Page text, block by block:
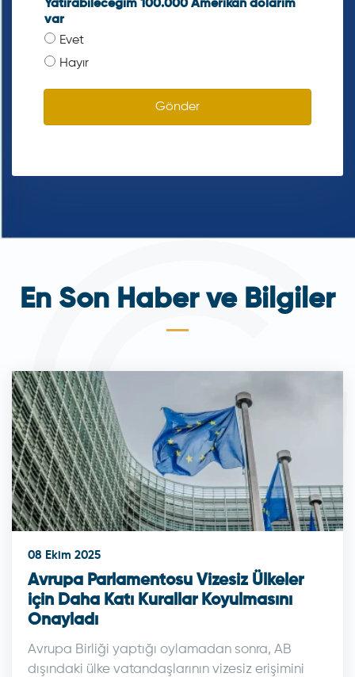
Yatırabileceğim 100.000 Amerikan dolarım
var
Evet
Hayır
Gönder
En Son Haber ve Bilgiler
08 Ekim 2025
Avrupa Parlamentosu Vizesiz Ülkeler
için Daha Katı Kurallar Koyulmasını
Onayladı
Avrupa Birliği yaptığı oylamadan sonra, AB
dışındaki ülke vatandaşlarının vizesiz erişimini